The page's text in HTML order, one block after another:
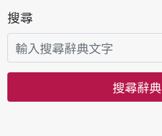
搜尋
搜尋辭典